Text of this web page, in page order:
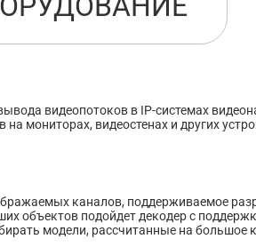
видеопотоков в IP-системах
мониторах, видеостенах и других
каналов, поддерживаемое
объектов подойдет декодер с
модели, рассчитанные на